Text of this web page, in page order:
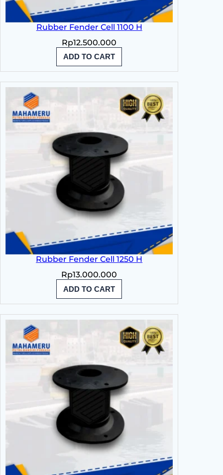
Rubber Fender Cell 1100 H
Rp12.500.000
ADD TO CART
Rubber Fender Cell 1250 H
Rp13.000.000
ADD TO CART